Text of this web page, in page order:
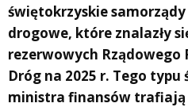
świętokrzyskie
drogowe, które znalazły
rezerwowych Rządowego
Dróg na 2025 r. Tego
ministra finansów trafiają